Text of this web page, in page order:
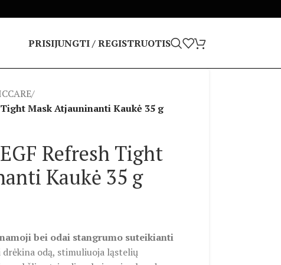
PRISIJUNGTI / REGISTRUOTIS
/
Mask Atjauninanti Kaukė 35 g
Refresh Tight
Kaukė 35 g
bei odai stangrumo suteikianti
odą, stimuliuoja ląstelių